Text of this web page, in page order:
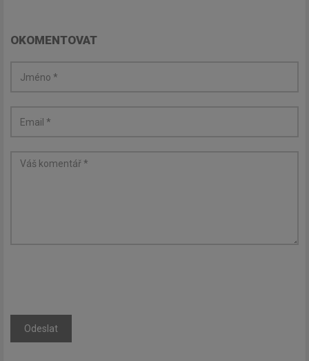
OKOMENTOVAT
Odeslat